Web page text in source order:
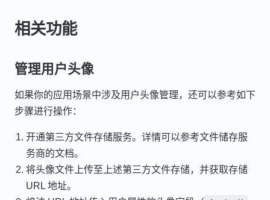
相关功能
管理用户头像
如果你的应用场景中涉及用户头像管理，还可以参考如下
步骤进行操作：
开通第三方文件存储服务。详情可以参考文件储存服
务商的文档。
将头像文件上传至上述第三方文件存储，并获取存储
URL 地址。